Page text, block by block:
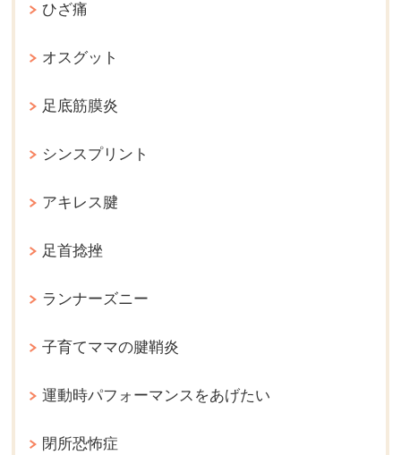
ひざ痛
オスグット
足底筋膜炎
シンスプリント
アキレス腱
足首捻挫
ランナーズニー
子育てママの腱鞘炎
運動時パフォーマンスをあげたい
閉所恐怖症